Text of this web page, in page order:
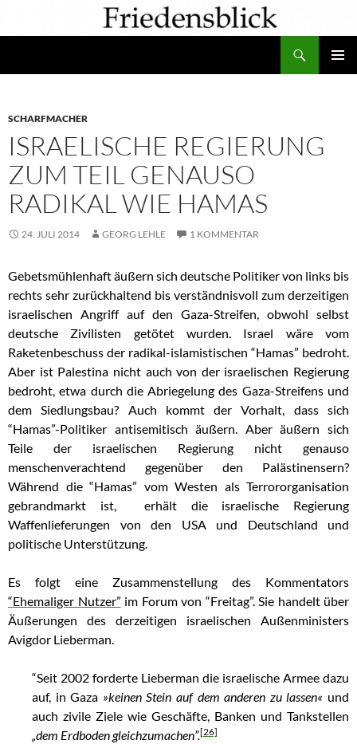
SCHARFMACHER
ISRAELISCHE REGIERUNG
ZUM TEIL GENAUSO
RADIKAL WIE HAMAS
24. JULI 2014 GEORG LEHLE 1 KOMMENTAR
Gebetsmühlenhaft äußern sich deutsche Politiker von links bis
rechts sehr zurückhaltend bis verständnisvoll zum derzeitigen
israelischen Angriff auf den Gaza-Streifen, obwohl selbst
deutsche Zivilisten getötet wurden. Israel wäre vom
Raketenbeschuss der radikal-islamistischen “Hamas” bedroht.
Aber ist Palestina nicht auch von der israelischen Regierung
bedroht, etwa durch die Abriegelung des Gaza-Streifens und
dem Siedlungsbau? Auch kommt der Vorhalt, dass sich
“Hamas”-Politiker antisemitisch äußern. Aber äußern sich
Teile der israelischen Regierung nicht genauso
menschenverachtend gegenüber den Palästinensern?
Während die “Hamas” vom Westen als Terrororganisation
gebrandmarkt ist, erhält die israelische Regierung
Waffenlieferungen von den USA und Deutschland und
politische Unterstützung.
Es folgt eine Zusammenstellung des Kommentators
“Ehemaliger Nutzer” im Forum von “Freitag”. Sie handelt über
Äußerungen des derzeitigen israelischen Außenministers
Avigdor Lieberman.
“Seit 2002 forderte Lieberman die israelische Armee dazu
auf, in Gaza »keinen Stein auf dem anderen zu lassen« und
auch zivile Ziele wie Geschäfte, Banken und Tankstellen
„dem Erdboden gleichzumachen”.[26]